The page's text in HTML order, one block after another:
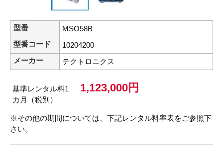
型番
MSO58B
型番コード
10204200
メーカー
テクトロニクス
基準レンタル料1
カ月（税別）
1,123,000円
※その他の期間については、下記レンタル料率表をご参照下
さい。